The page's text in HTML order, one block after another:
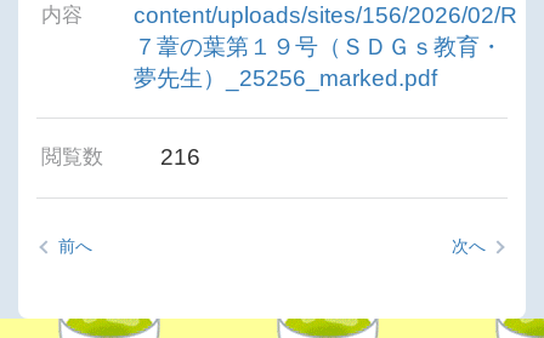
内容
content/uploads/sites/156/2026/02/R
７葦の葉第１９号（ＳＤＧｓ教育・
夢先生）_25256_marked.pdf
閲覧数 216
前へ 次へ